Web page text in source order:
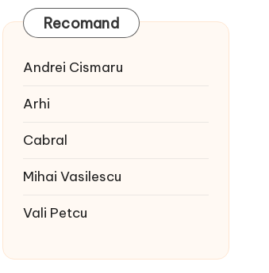
Recomand
Andrei Cismaru
Arhi
Cabral
Mihai Vasilescu
Vali Petcu